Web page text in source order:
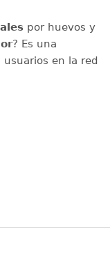
por huevos y
? Es una
en la red